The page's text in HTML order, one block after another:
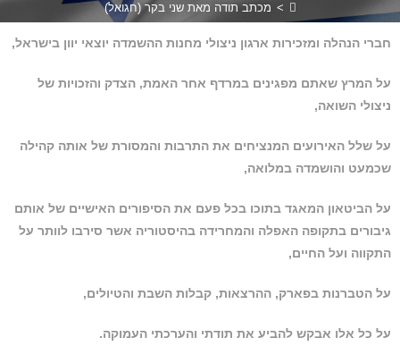
> מכתב תודה מאת שני בקר (חגואל)
חברי הנהלה ומזכירות ארגון ניצולי מחנות ההשמדה יוצאי יוון בישראל,
על המרץ שאתם מפגינים במרדף אחר האמת, הצדק והזכויות של
ניצולי השואה,
על שלל האירועים המנציחים את התרבות והמסורת של אותה קהילה
שכמעט והושמדה במלואה,
על הביטאון המאגד בתוכו בכל פעם את הסיפורים האישיים של אותם
גיבורים בתקופה האפלה והמחרידה בהיסטוריה אשר סירבו לוותר על
התקווה ועל החיים,
על הטברנות בפארק, ההרצאות, קבלות השבת והטיולים,
על כל אלו אבקש להביע את תודתי והערכתי העמוקה.